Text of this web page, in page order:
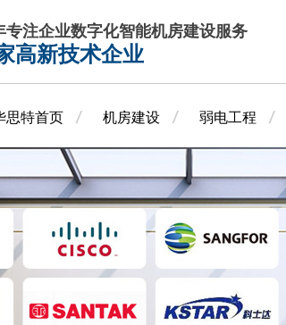
专注企业数字化智能机房建设服务
高新技术企业
思特首页 机房建设 弱电工程